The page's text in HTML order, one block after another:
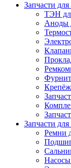
Запчасти
ТЭН
Аноды
Запчасти
Ремни